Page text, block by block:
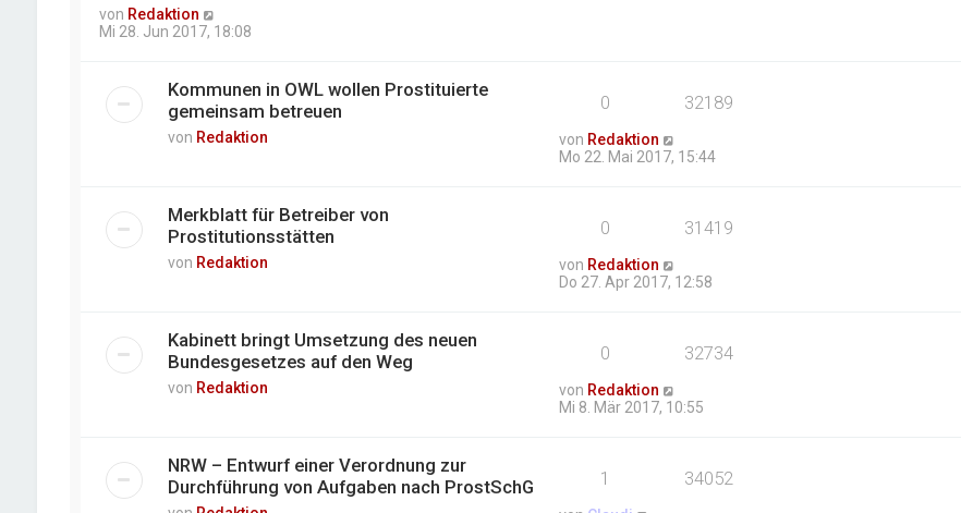
von Redaktion
Mi 28. Jun 2017, 18:08
Kommunen in OWL wollen Prostituierte
gemeinsam betreuen
von Redaktion
0 32189
von Redaktion
Mo 22. Mai 2017, 15:44
Merkblatt für Betreiber von
Prostitutionsstätten
von Redaktion
0 31419
von Redaktion
Do 27. Apr 2017, 12:58
Kabinett bringt Umsetzung des neuen
Bundesgesetzes auf den Weg
von Redaktion
0 32734
von Redaktion
Mi 8. Mär 2017, 10:55
NRW – Entwurf einer Verordnung zur
Durchführung von Aufgaben nach ProstSchG
1 34052